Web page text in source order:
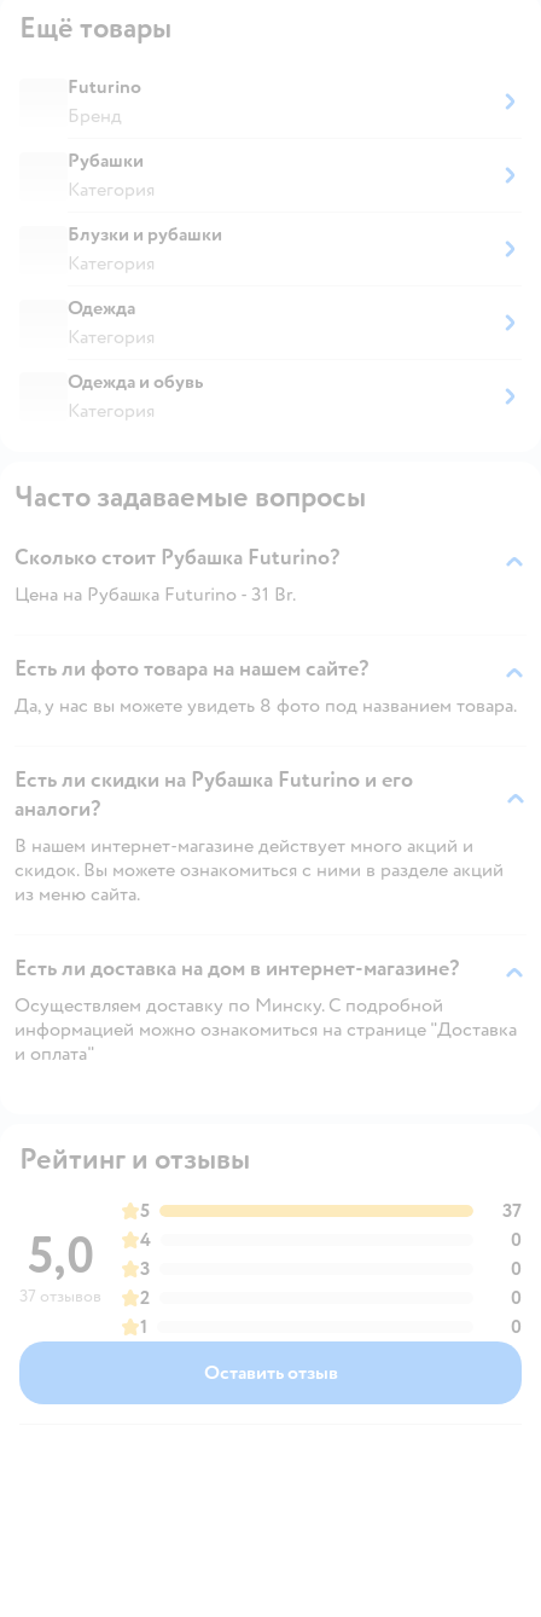
Ещё товары
Futurino
Бренд
Рубашки
Категория
Блузки и рубашки
Категория
Одежда
Категория
Одежда и обувь
Категория
Часто задаваемые вопросы
Сколько стоит Рубашка Futurino?
Цена на Рубашка Futurino - 31 Br.
Есть ли фото товара на нашем сайте?
Да, у нас вы можете увидеть 8 фото под названием товара.
Есть ли скидки на Рубашка Futurino и его
аналоги?
В нашем интернет-магазине действует много акций и
скидок. Вы можете ознакомиться с ними в разделе акций
из меню сайта.
Есть ли доставка на дом в интернет-магазине?
Осуществляем доставку по Минску. С подробной
информацией можно ознакомиться на странице "Доставка
и оплата"
Рейтинг и отзывы
5,0
37 отзывов
5
37
4
0
3
0
2
0
1
0
Оставить отзыв